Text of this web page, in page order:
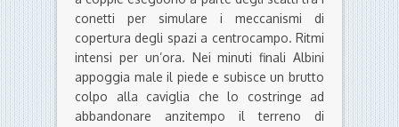
conetti per simulare i meccanismi di
copertura degli spazi a centrocampo. Ritmi
intensi per un’ora. Nei minuti finali Albini
appoggia male il piede e subisce un brutto
colpo alla caviglia che lo costringe ad
abbandonare anzitempo il terreno di